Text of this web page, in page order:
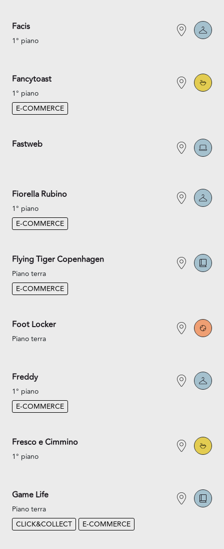
Facis
1° piano
Fancytoast
1° piano
E-COMMERCE
Fastweb
Fiorella Rubino
1° piano
E-COMMERCE
Flying Tiger Copenhagen
Piano terra
E-COMMERCE
Foot Locker
Piano terra
Freddy
1° piano
E-COMMERCE
Fresco e Cimmino
1° piano
Game Life
Piano terra
CLICK&COLLECT
E-COMMERCE